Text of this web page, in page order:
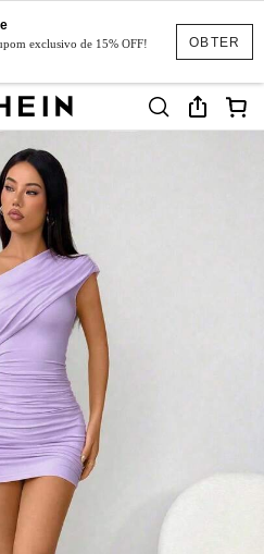
OBTER
exclusivo de 15% OFF!